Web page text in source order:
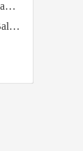
Spring Cloud Gateway 教程
Spring Cloud LoadBalancer 教程